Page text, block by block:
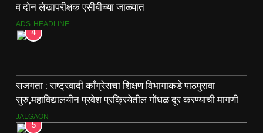
व दोन लेखापरीक्षक एसीबीच्या जाळ्यात
ADS HEADLINE
4
सजगता : राष्ट्रवादी काँग्रेसचा शिक्षण विभागाकडे पाठपुरावा
सुरु,महाविद्यालयीन प्रवेश प्रक्रियेतील गोंधळ दूर करण्याची मागणी
JALGAON
5